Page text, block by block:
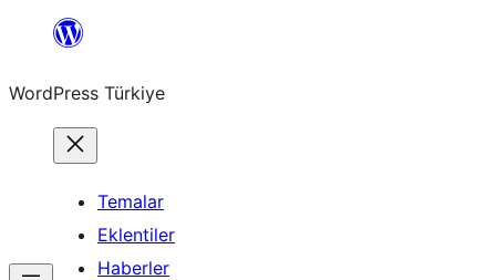
İçeriğe
WordPress Türkiye
Temalar
Eklentiler
Haberler